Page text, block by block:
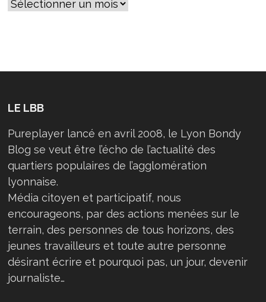
LE LBB
Pureplayer lancé en avril 2008, le Lyon Bondy
Blog se veut être l’écho de l’actualité des
quartiers populaires de l’agglomération
lyonnaise.
Média citoyen et participatif, nous
encourageons, par des actions menées sur le
terrain, des personnes de tous horizons, des
jeunes travailleurs et toute autre personne
désirant écrire et pourquoi pas, un jour, devenir
journaliste…